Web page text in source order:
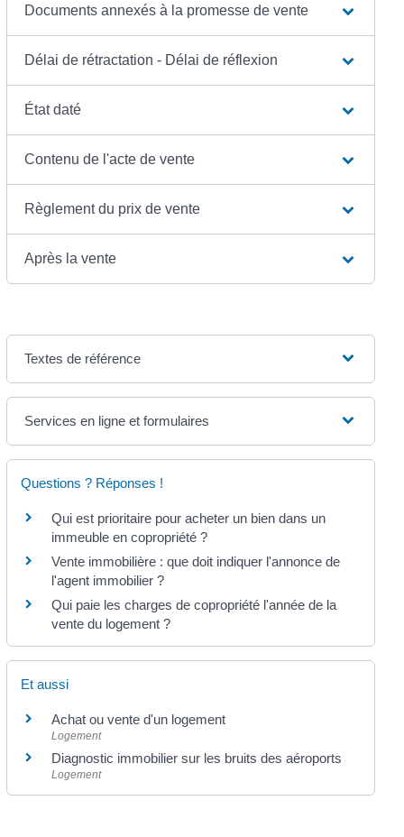
Documents annexés à la promesse de vente
Délai de rétractation - Délai de réflexion
État daté
Contenu de l'acte de vente
Règlement du prix de vente
Après la vente
Textes de référence
Services en ligne et formulaires
Questions ? Réponses !
Qui est prioritaire pour acheter un bien dans un
immeuble en copropriété ?
Vente immobilière : que doit indiquer l'annonce de
l'agent immobilier ?
Qui paie les charges de copropriété l'année de la
vente du logement ?
Et aussi
Achat ou vente d'un logement
Logement
Diagnostic immobilier sur les bruits des aéroports
Logement